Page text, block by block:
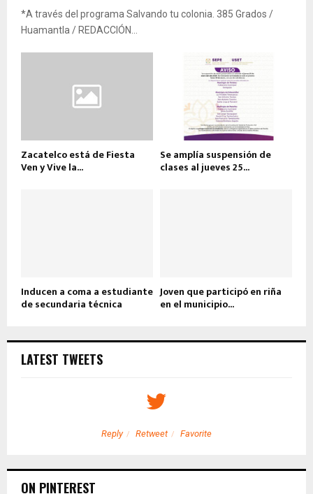
*A través del programa Salvando tu colonia. 385 Grados /
Huamantla / REDACCIÓN...
Zacatelco está de Fiesta
Ven y Vive la...
Se amplía suspensión de
clases al jueves 25...
Inducen a coma a estudiante
de secundaria técnica
Joven que participó en riña
en el municipio...
LATEST TWEETS
Reply Retweet Favorite
ON PINTEREST